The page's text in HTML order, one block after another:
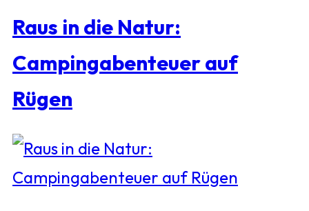
Raus in die Natur:
Campingabenteuer auf
Rügen